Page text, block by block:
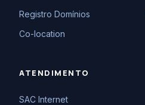
Registro Domínios
Co-location
ATENDIMENTO
SAC Internet